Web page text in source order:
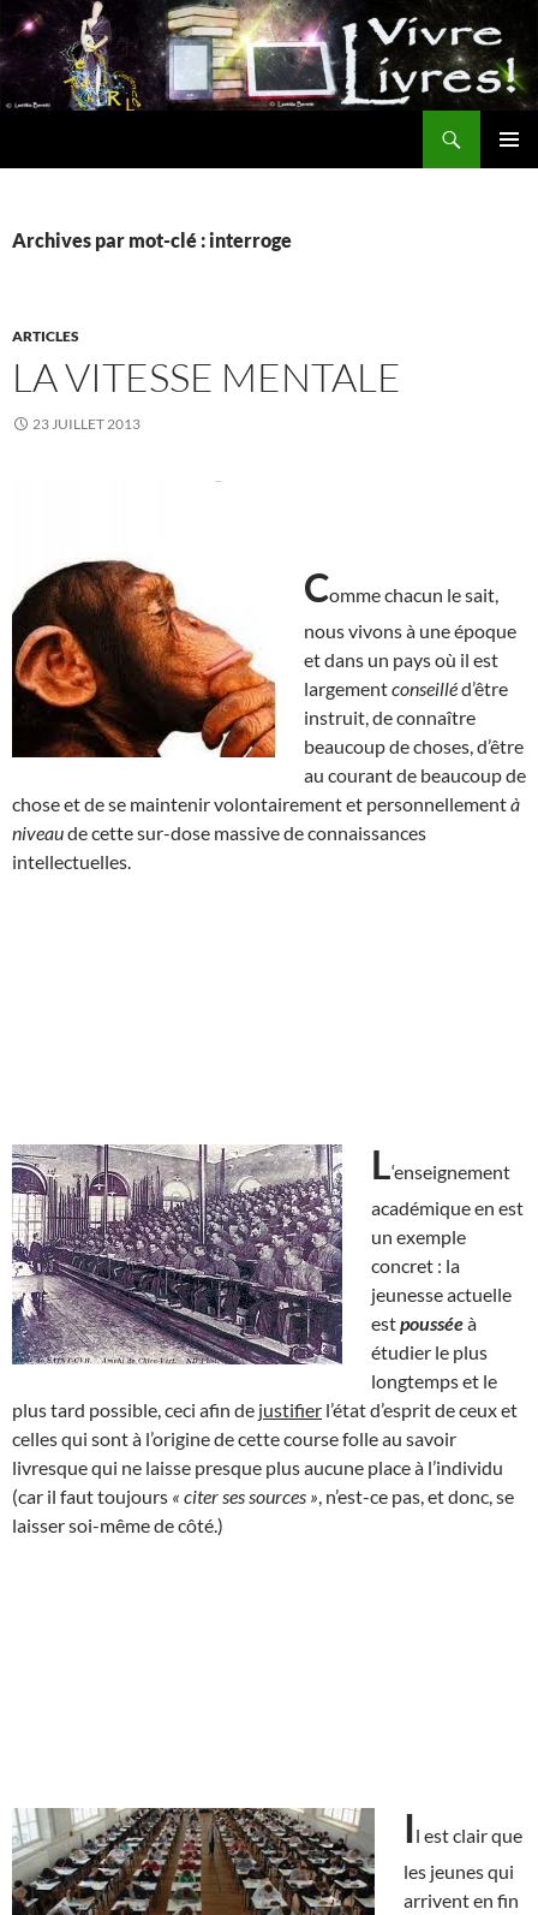
Aller
au
contenu
Archives par mot-clé : interroge
ARTICLES
LA VITESSE MENTALE
23 JUILLET 2013
Comme chacun le sait,
nous vivons à une époque
et dans un pays où il est
largementconseilléd’être
instruit, de connaître
beaucoup de choses, d’être
au courant de beaucoup de
chose et de se maintenir volontairement et personnellementà
niveaude cette sur-dose massive de connaissances
intellectuelles.
L‘enseignement
académique en est
un exemple
concret : la
jeunesse actuelle
estpousséeà
étudier le plus
longtemps et le
plus tard possible, ceci afin de justifier l’état d’esprit de ceux et
celles qui sont à l’origine de cette course folle au savoir
livresque qui ne laisse presque plus aucune place à l’individu
(car il faut toujours « citer ses sources » , n’est-ce pas, et donc, se
laisser soi-même de côté.)
Il est clair que
les jeunes qui
arrivent en fin